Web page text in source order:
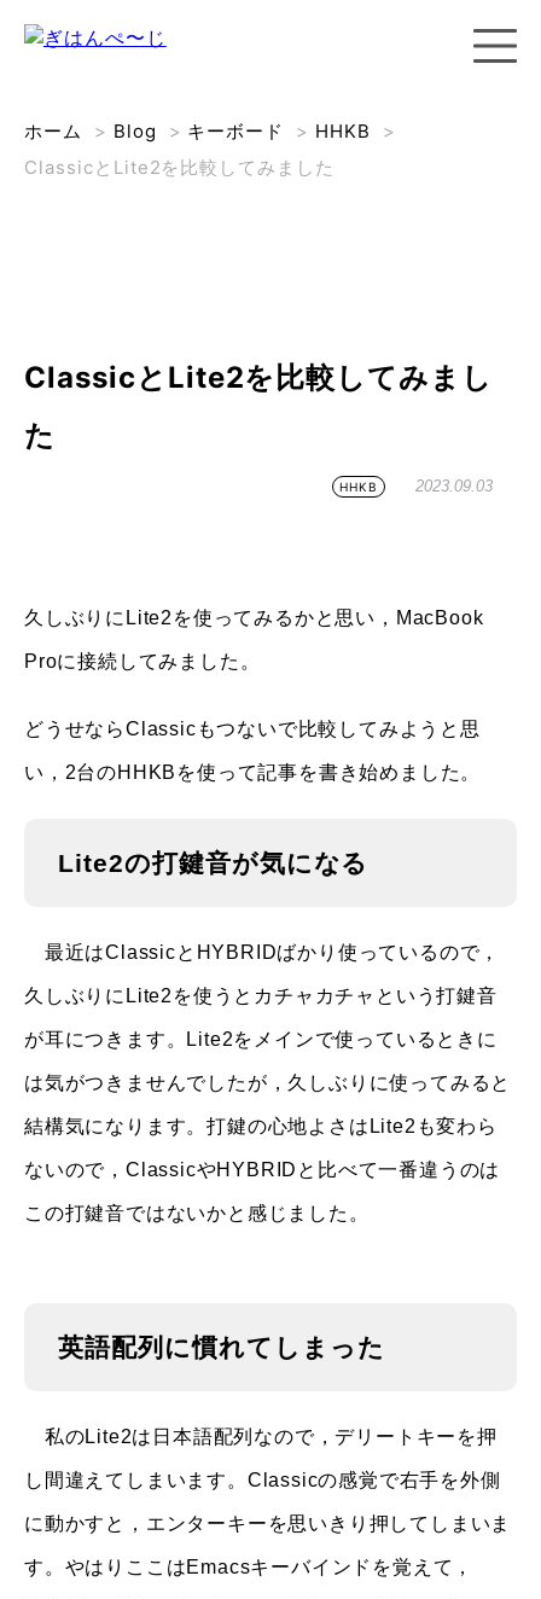
ホーム > Blog > キーボード > HHKB
>
ClassicとLite2を比較してみました
ClassicとLite2を比較してみまし
た
HHKB 2023.09.03
久しぶりにLite2を使ってみるかと思い，MacBook
Proに接続してみました。
どうせならClassicもつないで比較してみようと思
い，2台のHHKBを使って記事を書き始めました。
Lite2の打鍵音が気になる
最近はClassicとHYBRIDばかり使っているので，
久しぶりにLite2を使うとカチャカチャという打鍵音
が耳につきます。Lite2をメインで使っているときに
は気がつきませんでしたが，久しぶりに使ってみると
結構気になります。打鍵の心地よさはLite2も変わら
ないので，ClassicやHYBRIDと比べて一番違うのは
この打鍵音ではないかと感じました。
英語配列に慣れてしまった
私のLite2は日本語配列なので，デリートキーを押
し間違えてしまいます。Classicの感覚で右手を外側
に動かすと，エンターキーを思いきり押してしまいま
す。やはりここはEmacsキーバインドを覚えて，